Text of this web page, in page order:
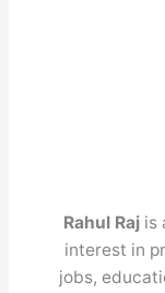
Rahul Raj is
interest in
jobs,